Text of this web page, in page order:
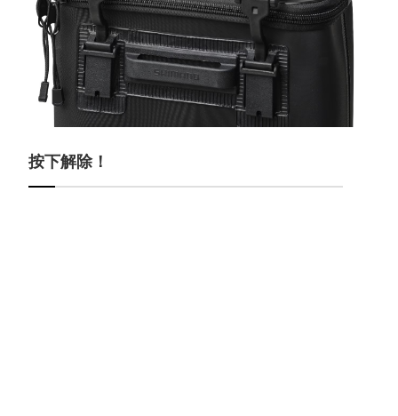
按下解除！